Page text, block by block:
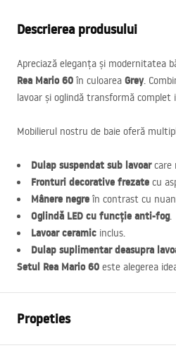
Descrierea produsului
Apreciază eleganța și modernitatea
Rea Mario 60 în culoarea Grey.
lavoar și oglindă transformă complet
Mobilierul nostru de baie oferă
Dulap suspendat sub lavoarcare
Fronturi decorative frezate cu
Mânere negre în contrast cu
Oglindă LED cu funcție anti-fog.
Lavoar ceramic inclus.
Dulap suplimentar deasupra
Setul Rea Mario 60 este alegerea
Propeties